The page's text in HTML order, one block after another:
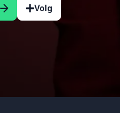
Volg